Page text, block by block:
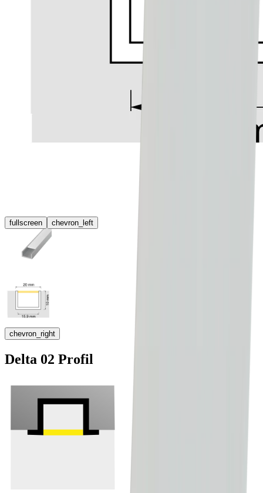
fullscreen chevron_left
chevron_right
Delta 02 Profil